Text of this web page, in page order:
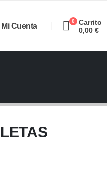
Mi Cuenta
0
Carrito
0,00 €